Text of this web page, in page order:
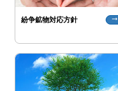
アプリケーション例
テクニカルFAQ
製品情報
紛争鉱物対応方針 trending_flat